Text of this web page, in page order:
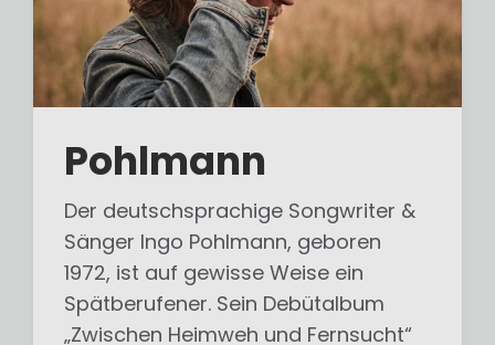
Pohlmann
Der deutschsprachige Songwriter &
Sänger Ingo Pohlmann, geboren
1972, ist auf gewisse Weise ein
Spätberufener. Sein Debütalbum
„Zwischen Heimweh und Fernsucht“